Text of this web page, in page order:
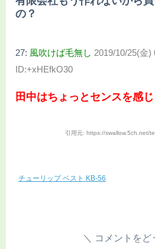
の？
27: 風吹けば毛無し 2019/10/25(金)
ID:+xHEfkO30
田中はちょっとセンスを感
引用元: https://swallow.5ch.net/
チューリップ ベスト KB-56
コメントをど